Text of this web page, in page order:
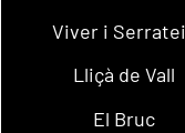
Viver i
Lliçà de Vall
El Bruc